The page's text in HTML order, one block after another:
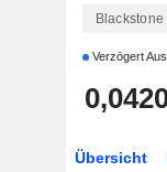
Verzögert
Übersicht